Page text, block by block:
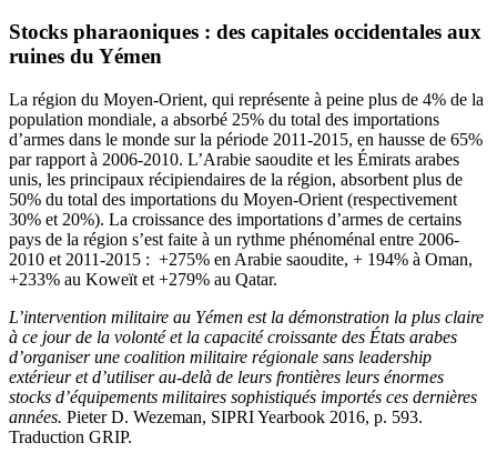
Stocks pharaoniques : des capitales occidentales aux
ruines du Yémen
La région du Moyen-Orient, qui représente à peine plus de 4% de la
population mondiale, a absorbé 25% du total des importations
d’armes dans le monde sur la période 2011­­‑2015, en hausse de 65%
par rapport à 2006-2010. L’Arabie saoudite et les Émirats arabes
unis, les principaux récipiendaires de la région, absorbent plus de
50% du total des importations du Moyen-Orient (respectivement
30% et 20%). La croissance des importations d’armes de certains
pays de la région s’est faite à un rythme phénoménal entre 2006-
2010 et 2011-2015 : +275% en Arabie saoudite, + 194% à Oman,
+233% au Koweït et +279% au Qatar.
L’intervention militaire au Yémen est la démonstration la plus claire
à ce jour de la volonté et la capacité croissante des États arabes
d’organiser une coalition militaire régionale sans leadership
extérieur et d’utiliser au-delà de leurs frontières leurs énormes
stocks d’équipements militaires sophistiqués importés ces dernières
années. Pieter D. Wezeman, SIPRI Yearbook 2016, p. 593.
Traduction GRIP.